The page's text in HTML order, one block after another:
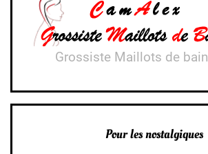
Grossiste Maillots de bain
Pour les nostalgiques